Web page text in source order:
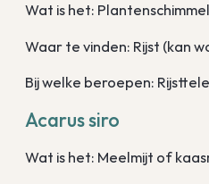
Wat is het: Plantenschimmel
Waar te vinden: Rijst (kan
Bij welke beroepen:
Acarus siro
Wat is het: Meelmijt of